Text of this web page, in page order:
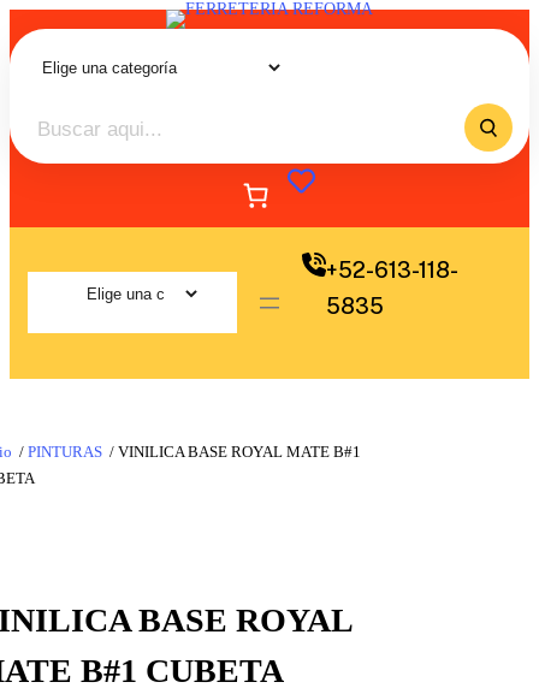
+52-613-118-
5835
/ PINTURAS / VINILICA BASE ROYAL MATE B#1
BASE ROYAL
B#1 CUBETA